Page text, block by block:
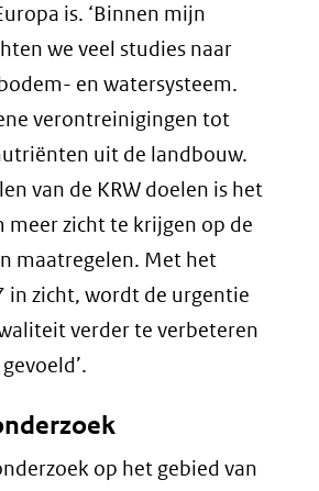
is. ‘Binnen mijn
we veel studies naar
en watersysteem.
verontreinigingen tot
uit de landbouw.
van de KRW doelen is het
meer zicht te krijgen op de
maatregelen. Met het
in zicht, wordt de urgentie
verder te verbeteren
op het gebied van